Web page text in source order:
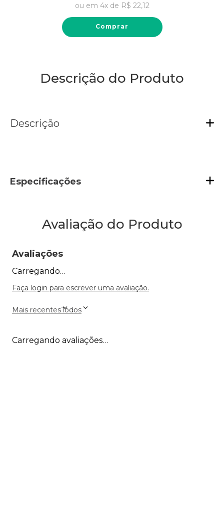
ou em 4x de R$ 22,12
Comprar
Descrição do Produto
Descrição
Especificações
Avaliação do Produto
Avaliações
Carregando…
Faça login para escrever uma avaliação.
Mais recentesTodos
Carregando avaliações…